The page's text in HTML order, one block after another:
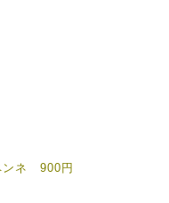
ンネ 900円